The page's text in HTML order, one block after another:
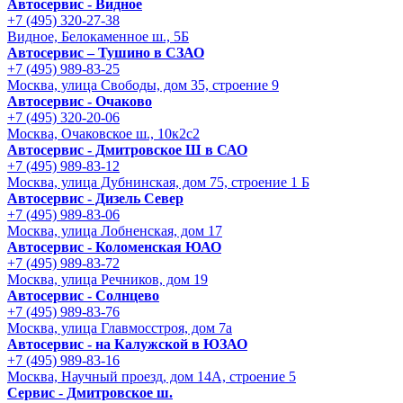
Автосервис - Видное
+7 (495) 320-27-38
Видное, Белокаменное ш., 5Б
Автосервис – Тушино в СЗАО
+7 (495) 989-83-25
Москва, улица Свободы, дом 35, строение 9
Автосервис - Очаково
+7 (495) 320-20-06
Москва, Очаковское ш., 10к2с2
Автосервис - Дмитровское Ш в САО
+7 (495) 989-83-12
Москва, улица Дубнинская, дом 75, строение 1 Б
Автосервис - Дизель Север
+7 (495) 989-83-06
Москва, улица Лобненская, дом 17
Автосервис - Коломенская ЮАО
+7 (495) 989-83-72
Москва, улица Речников, дом 19
Автосервис - Солнцево
+7 (495) 989-83-76
Москва, улица Главмосстроя, дом 7а
Автосервис - на Калужской в ЮЗАО
+7 (495) 989-83-16
Москва, Научный проезд, дом 14А, строение 5
Сервис - Дмитровское ш.